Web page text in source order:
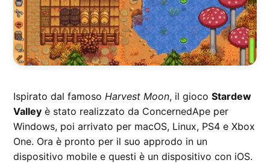
Ispirato dal famoso Harvest Moon, il giocoStardew
Valley è stato realizzato da ConcernedApe per
Windows, poi arrivato per macOS, Linux, PS4 e Xbox
One. Ora è pronto per il suo approdo in un
dispositivo mobile e questi è un dispositivo con iOS.